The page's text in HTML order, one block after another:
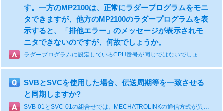
す。一方のMP2100は、正常にラダープログラムをモニ
タできますが、他方のMP2100のラダープログラムを表
示すると、「排他エラー」のメッセージが表示されモ
ニタできないのですが、何故でしょうか。
ラダープログラムに設定しているCPU番号が同じではないでしょうか。MPE720でMP2100に接続する場合は、オンライン情報にてCPU番号を正しく設定していただく必要があります。どちらのラダープログラムも同じCPU番号が設定されていると、同じMP2100にアクセスしようとしていて「排他エラー」となっています。MP2100のDSWと同じCPU番号をそれぞれのラダープログラムに設定してログインしてください。
SVBとSVCを使用した場合、伝送周期等を一致させる
と同期しますか?
SVB-01とSVC-01の組合せでは、MECHATROLINKの通信方式が異なりますので、同一伝送周期の設定であっても、スレーブ局に伝わるタイミングが一致しませんので同期の保証できません。